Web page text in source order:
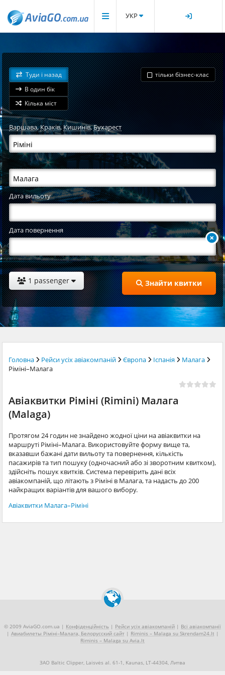
УКР
Туди і назад
В один бік
Кілька міст
тільки бізнес-клас
Варшава,Краків,Кишинів,Бухарест
Дата вильоту
Дата повернення
1 passenger Знайти квитки
Головна Рейси усіх авіакомпаній Європа Іспанія
Малага
Ріміні–Малага
Авіаквитки Ріміні (Rimini) Малага
(Malaga)
Протягом 24 годин не знайдено жодної ціни на авіаквитки на
маршруті Ріміні–Малага. Використовуйте форму вище та,
вказавши бажані дати вильоту та повернення, кількість
пасажирів та тип пошуку (одночасний або зі зворотним квитком),
здійсніть пошук квитків. Система перевірить дані всіх
авіакомпаній, що літають з Ріміні в Малага, та надасть до 200
найкращих варіантів для вашого вибору.
Авіаквитки Малага–Ріміні
© 2009 AviaGO.com.ua | Конфіденційність | Рейси усіх авіакомпаній | Всі авіакомпанії
| Авиабилеты Ріміні–Малага, Белорусский сайт| Riminis – Malaga su Skrendam24.lt |
Riminis – Malaga su Avia.lt
ЗАО Baltic Clipper, Laisvės al. 61-1, Kaunas, LT-44304, Литва